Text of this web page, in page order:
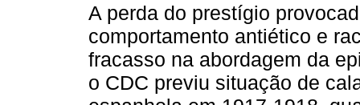
A perda do prestígio
comportamento antiético e
fracasso na abordagem da
o CDC previu situação de